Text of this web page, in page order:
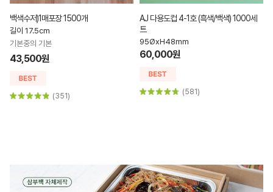
AJ 다용도컵 4-1호 (흑색/백색) 1000세
트
95ØxH48mm
60,000원
KP7치-둥근대나무)어머-2 [2000개]
어머! 이건 꼭 먹어야해!!
43,000원